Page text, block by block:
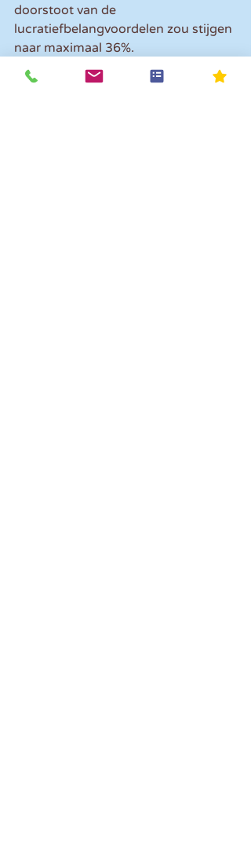
doorstoot van de
lucratiefbelangvoordelen zou stijgen
naar maximaal 36%.
Maximale belastingdruk 36%